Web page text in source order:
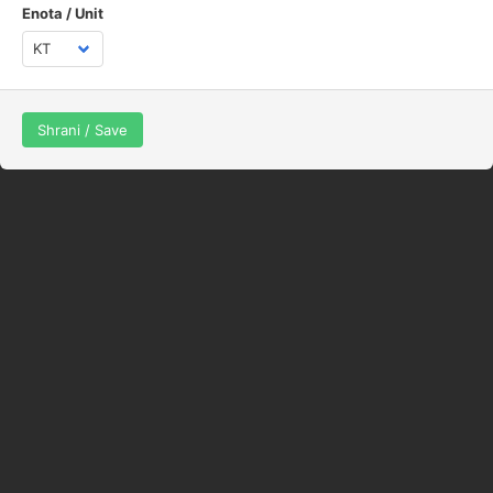
Enota / Unit
Shrani / Save
Spletna stran uporablja piškotke z namenom, da vam ponudimo boljše
uporabniške izkušnje, optimizacijo prikaza prilagojenih vsebin in
spremljanje statistike obiska. Z nadaljevanjem obiska na spletni strani
se strinjate z uporabo piškotkov.